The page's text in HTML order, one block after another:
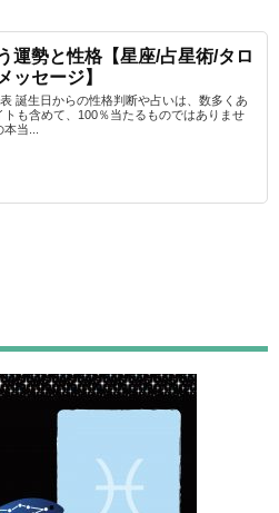
運勢と性格【星座/占星術/タロ
ッセージ】
誕生日からの性格判断や占いは、数多くあ
トも含めて、100％当たるものではありませ
当...